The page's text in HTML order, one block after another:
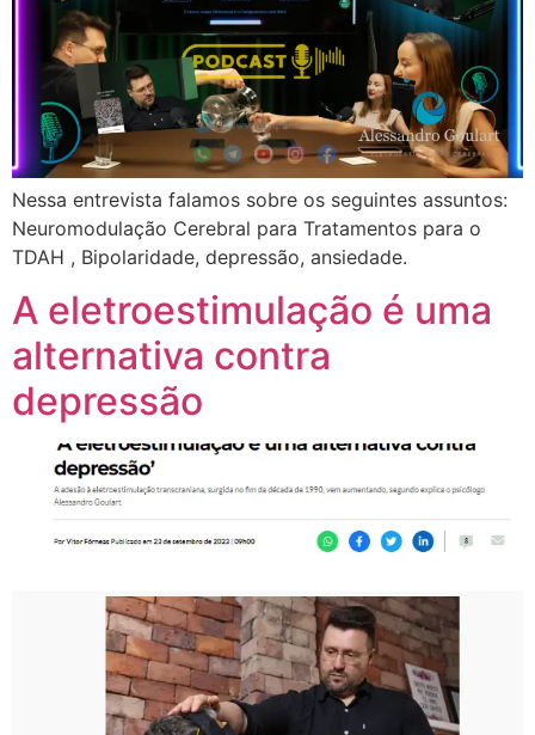
Nessa entrevista falamos sobre os seguintes assuntos:
Neuromodulação Cerebral para Tratamentos para o
TDAH , Bipolaridade, depressão, ansiedade.
A eletroestimulação é uma
alternativa contra
depressão